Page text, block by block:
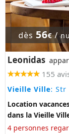
dès 56€/
Leonidas
155
Vieille Ville: Str
Location
dans la Vieille
4 personnes